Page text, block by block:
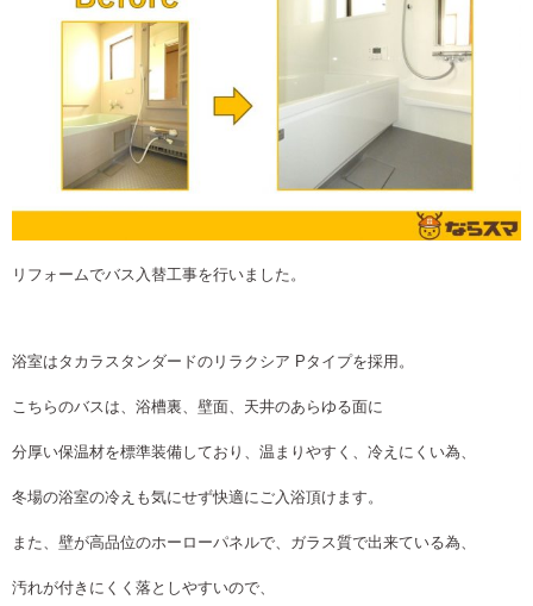
リフォームでバス入替工事を行いました。
浴室はタカラスタンダードのリラクシア Pタイプを採用。
こちらのバスは、浴槽裏、壁面、天井のあらゆる面に
分厚い保温材を標準装備しており、温まりやすく、冷えにくい為、
冬場の浴室の冷えも気にせず快適にご入浴頂けます。
また、壁が高品位のホーローパネルで、ガラス質で出来ている為、
汚れが付きにくく落としやすいので、